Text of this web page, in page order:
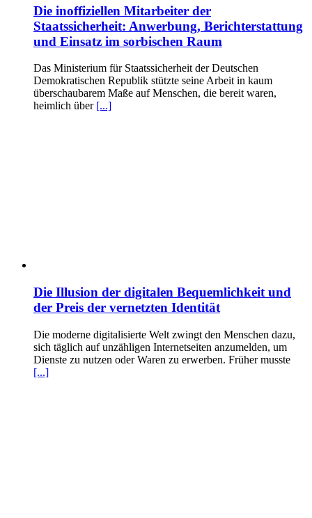
Die inoffiziellen Mitarbeiter der
Staatssicherheit: Anwerbung, Berichterstattung
und Einsatz im sorbischen Raum
Das Ministerium für Staatssicherheit der Deutschen
Demokratischen Republik stützte seine Arbeit in kaum
überschaubarem Maße auf Menschen, die bereit waren,
heimlich über [...]
Die Illusion der digitalen Bequemlichkeit und
der Preis der vernetzten Identität
Die moderne digitalisierte Welt zwingt den Menschen dazu,
sich täglich auf unzähligen Internetseiten anzumelden, um
Dienste zu nutzen oder Waren zu erwerben. Früher musste
[...]